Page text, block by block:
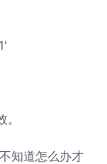
知道怎么办才